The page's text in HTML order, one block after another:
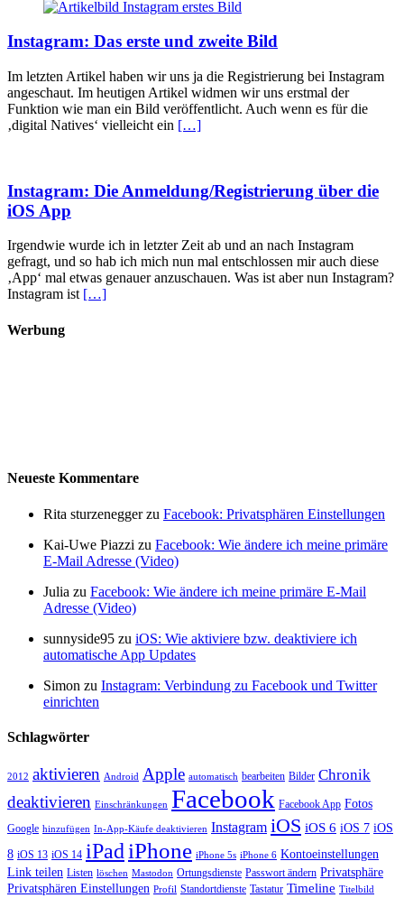
Instagram: Das erste und zweite Bild
Im letzten Artikel haben wir uns ja die Registrierung bei Instagram
angeschaut. Im heutigen Artikel widmen wir uns erstmal der
Funktion wie man ein Bild veröffentlicht. Auch wenn es für die
‚digital Natives‘ vielleicht ein […]
Instagram: Die Anmeldung/Registrierung über die
iOS App
Irgendwie wurde ich in letzter Zeit ab und an nach Instagram
gefragt, und so hab ich mich nun mal entschlossen mir auch diese
‚App‘ mal etwas genauer anzuschauen. Was ist aber nun Instagram?
Instagram ist […]
Werbung
Neueste Kommentare
Rita sturzenegger zu Facebook: Privatsphären Einstellungen
Kai-Uwe Piazzi zu Facebook: Wie ändere ich meine primäre
E-Mail Adresse (Video)
Julia zu Facebook: Wie ändere ich meine primäre E-Mail
Adresse (Video)
sunnyside95 zu iOS: Wie aktiviere bzw. deaktiviere ich
automatische App Updates
Simon zu Instagram: Verbindung zu Facebook und Twitter
einrichten
Schlagwörter
2012 aktivieren Android Apple automatisch bearbeiten Bilder Chronik
deaktivieren Einschränkungen Facebook Facebook App Fotos
Google hinzufügen In-App-Käufe deaktivieren Instagram iOS iOS 6 iOS 7 iOS
8 iOS 13 iOS 14 iPad iPhone iPhone 5s iPhone 6 Kontoeinstellungen
Link teilen Listen löschen Mastodon Ortungsdienste Passwort ändern Privatsphäre
Privatsphären Einstellungen Profil Standortdienste Tastatur Timeline Titelbild